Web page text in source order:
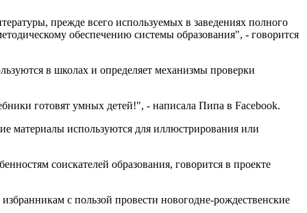
прежде всего используемых в заведениях полного
обеспечению системы образования", - говорится
в школах и определяет механизмы проверки
готовят умных детей!", - написала Пипа в Facebook.
материалы используются для иллюстрирования или
соискателей образования, говорится в проекте
с пользой провести новогодне-рождественские